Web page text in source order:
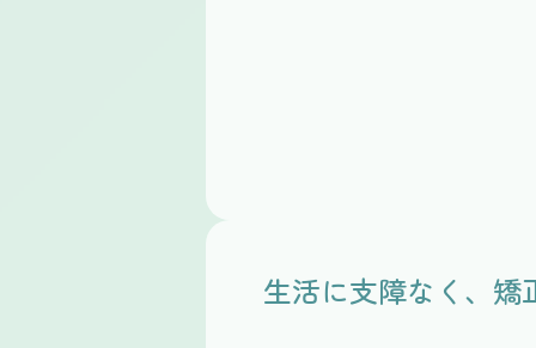
生活に支障なく、矯